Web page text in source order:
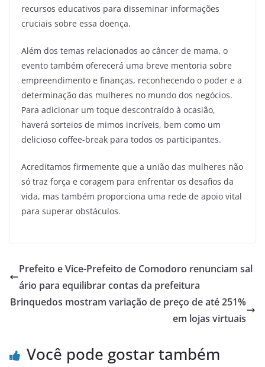
recursos educativos para disseminar informações
cruciais sobre essa doença.
Além dos temas relacionados ao câncer de mama, o
evento também oferecerá uma breve mentoria sobre
empreendimento e finanças, reconhecendo o poder e a
determinação das mulheres no mundo dos negócios.
Para adicionar um toque descontraído à ocasião,
haverá sorteios de mimos incríveis, bem como um
delicioso coffee-break para todos os participantes.
Acreditamos firmemente que a união das mulheres não
só traz força e coragem para enfrentar os desafios da
vida, mas também proporciona uma rede de apoio vital
para superar obstáculos.
Prefeito e Vice-Prefeito de Comodoro renunciam sal
ário para equilibrar contas da prefeitura
Brinquedos mostram variação de preço de até 251%
em lojas virtuais
Você pode gostar também